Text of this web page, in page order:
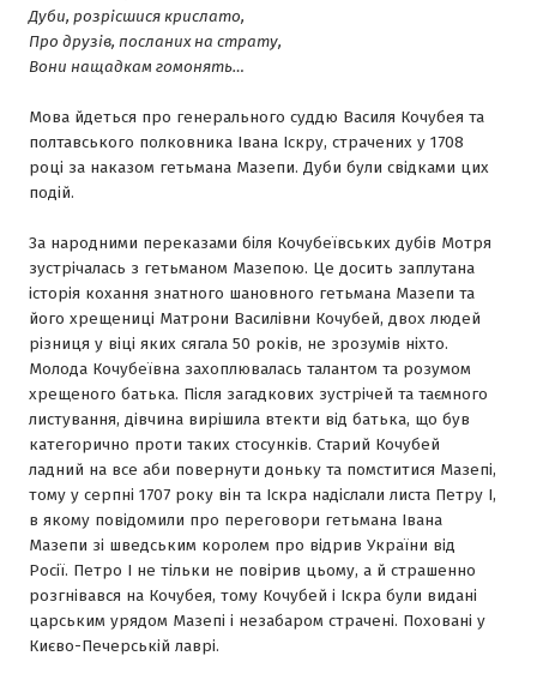
Дуби, розрісшися крислато,
Про друзів, посланих на страту,
Вони нащадкам гомонять…
Мова йдеться про генерального суддю Василя Кочубея та
полтавського полковника Івана Іскру, страчених у 1708
році за наказом гетьмана Мазепи. Дуби були свідками цих
подій.
За народними переказами біля Кочубеївських дубів Мотря
зустрічалась з гетьманом Мазепою. Це досить заплутана
історія кохання знатного шановного гетьмана Мазепи та
його хрещениці Матрони Василівни Кочубей, двох людей
різниця у віці яких сягала 50 років, не зрозумів ніхто.
Молода Кочубеївна захоплювалась талантом та розумом
хрещеного батька. Після загадкових зустрічей та таємного
листування, дівчина вирішила втекти від батька, що був
категорично проти таких стосунків. Старий Кочубей
ладний на все аби повернути доньку та помститися Мазепі,
тому у серпні 1707 року він та Іскра надіслали листа Петру І,
в якому повідомили про переговори гетьмана Івана
Мазепи зі шведським королем про відрив України від
Росії. Петро І не тільки не повірив цьому, а й страшенно
розгнівався на Кочубея, тому Кочубей і Іскра були видані
царським урядом Мазепі і незабаром страчені. Поховані у
Києво-Печерській лаврі.